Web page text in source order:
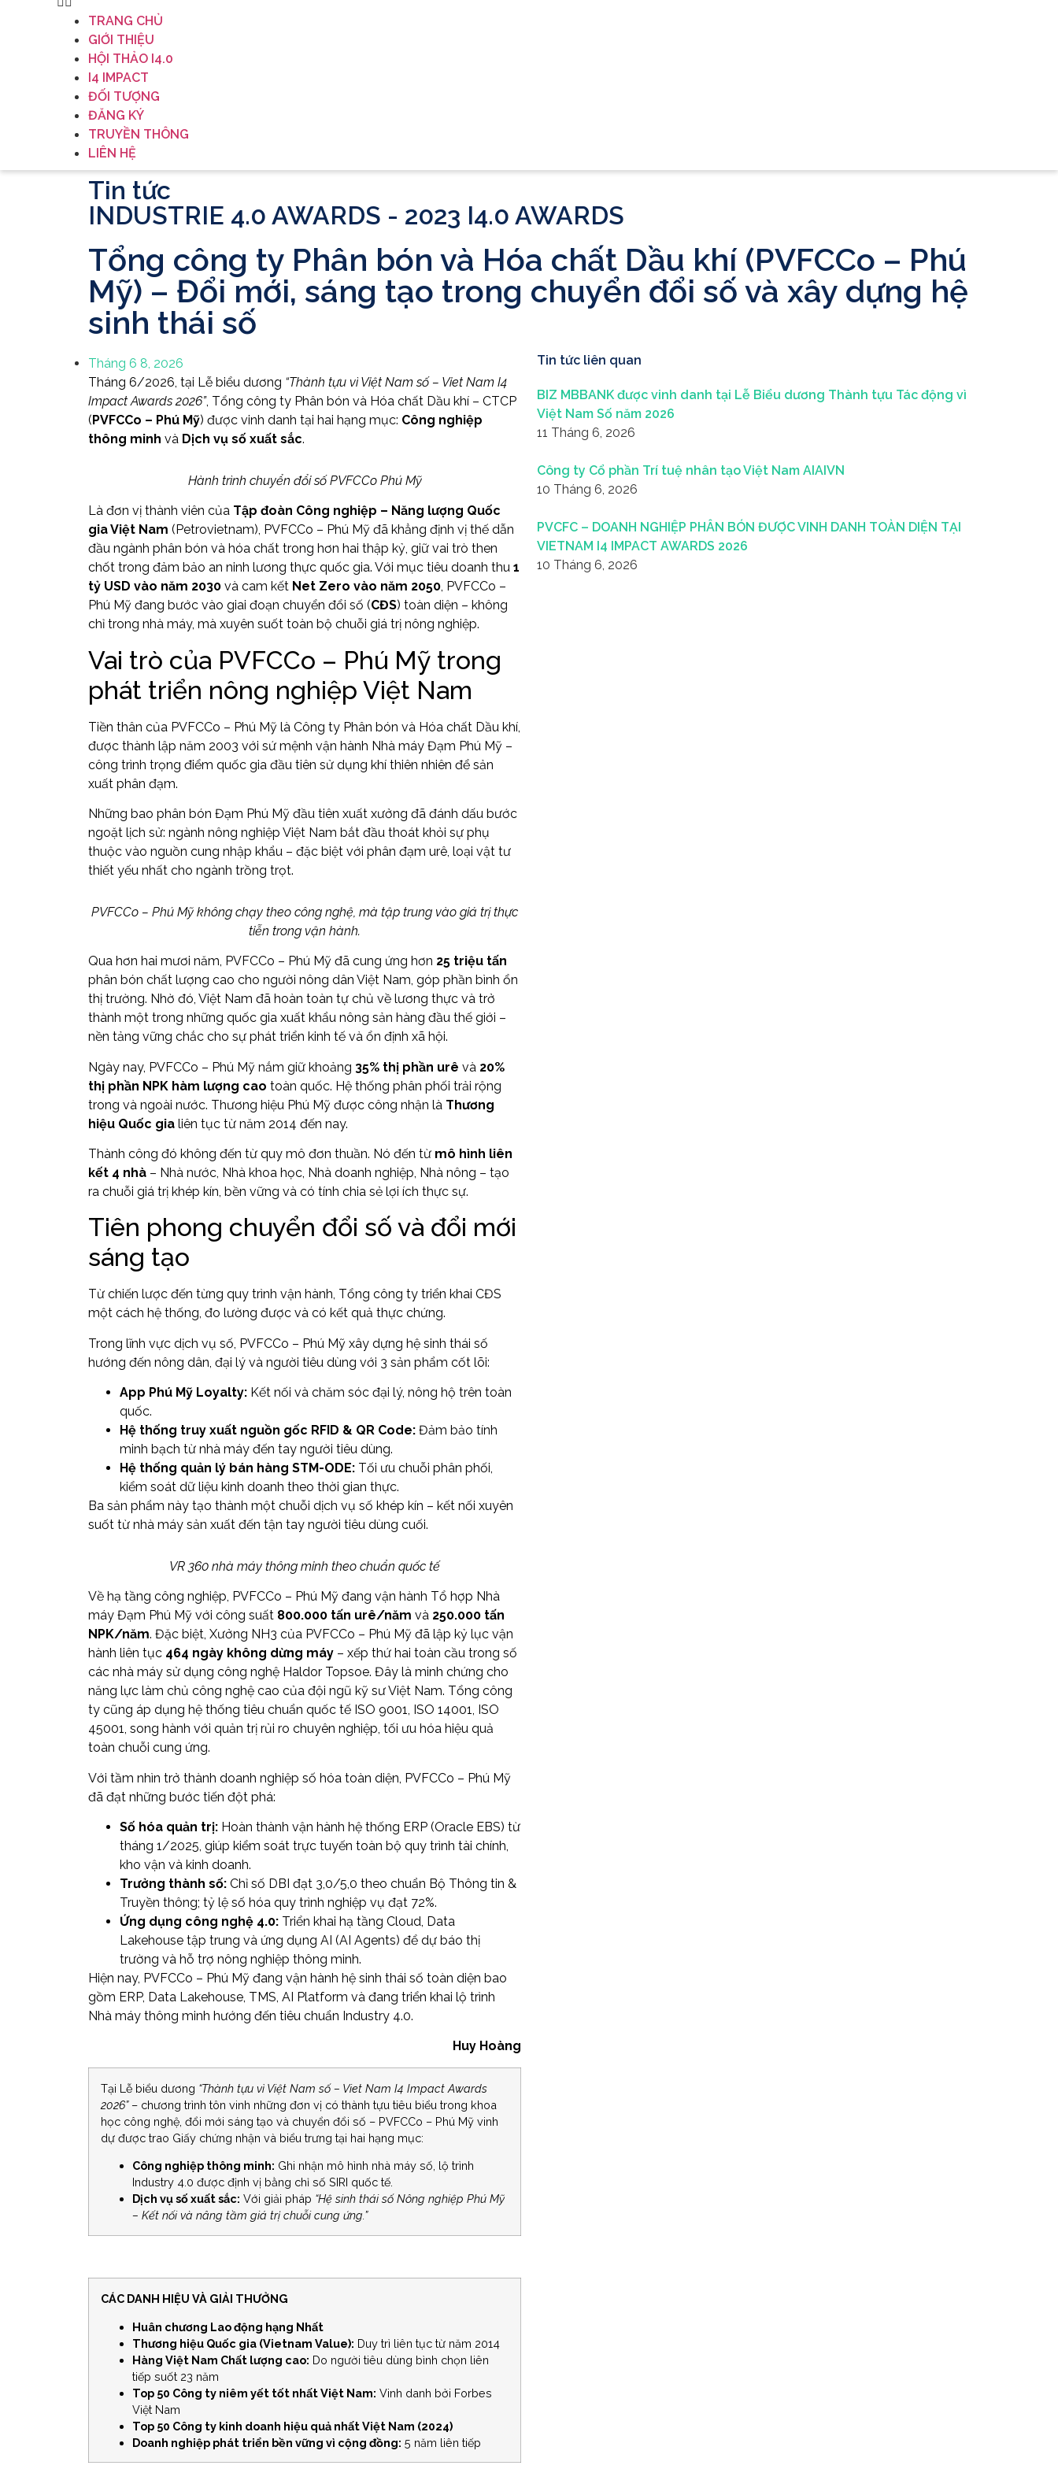
TRANG CHỦ
GIỚI THIỆU
HỘI THẢO I4.0
I4 IMPACT
ĐỐI TƯỢNG
ĐĂNG KÝ
TRUYỀN THÔNG
LIÊN HỆ
Tin tức
INDUSTRIE 4.0 AWARDS - 2023 I4.0 AWARDS
Tổng công ty Phân bón và Hóa chất Dầu khí (PVFCCo – Phú
Mỹ) – Đổi mới, sáng tạo trong chuyển đổi số và xây dựng hệ
sinh thái số
Tháng 6 8, 2026
Tháng 6/2026, tại Lễ biểu dương “Thành tựu vì Việt Nam số – Viet Nam I4
Impact Awards 2026”, Tổng công ty Phân bón và Hóa chất Dầu khí – CTCP
(PVFCCo – Phú Mỹ) được vinh danh tại hai hạng mục: Công nghiệp
thông minh và Dịch vụ số xuất sắc.
Hành trình chuyển đổi số PVFCCo Phú Mỹ
Là đơn vị thành viên của Tập đoàn Công nghiệp – Năng lượng Quốc
gia Việt Nam (Petrovietnam), PVFCCo – Phú Mỹ đã khẳng định vị thế dẫn
đầu ngành phân bón và hóa chất trong hơn hai thập kỷ, giữ vai trò then
chốt trong đảm bảo an ninh lương thực quốc gia. Với mục tiêu doanh thu 1
tỷ USD vào năm 2030 và cam kết Net Zero vào năm 2050, PVFCCo –
Phú Mỹ đang bước vào giai đoạn chuyển đổi số (CĐS) toàn diện – không
chỉ trong nhà máy, mà xuyên suốt toàn bộ chuỗi giá trị nông nghiệp.
Vai trò của PVFCCo – Phú Mỹ trong
phát triển nông nghiệp Việt Nam
Tiền thân của PVFCCo – Phú Mỹ là Công ty Phân bón và Hóa chất Dầu khí,
được thành lập năm 2003 với sứ mệnh vận hành Nhà máy Đạm Phú Mỹ –
công trình trọng điểm quốc gia đầu tiên sử dụng khí thiên nhiên để sản
xuất phân đạm.
Những bao phân bón Đạm Phú Mỹ đầu tiên xuất xưởng đã đánh dấu bước
ngoặt lịch sử: ngành nông nghiệp Việt Nam bắt đầu thoát khỏi sự phụ
thuộc vào nguồn cung nhập khẩu – đặc biệt với phân đạm urê, loại vật tư
thiết yếu nhất cho ngành trồng trọt.
PVFCCo – Phú Mỹ không chạy theo công nghệ, mà tập trung vào giá trị thực
tiễn trong vận hành.
Qua hơn hai mươi năm, PVFCCo – Phú Mỹ đã cung ứng hơn 25 triệu tấn
phân bón chất lượng cao cho người nông dân Việt Nam, góp phần bình ổn
thị trường. Nhờ đó, Việt Nam đã hoàn toàn tự chủ về lương thực và trở
thành một trong những quốc gia xuất khẩu nông sản hàng đầu thế giới –
nền tảng vững chắc cho sự phát triển kinh tế và ổn định xã hội.
Ngày nay, PVFCCo – Phú Mỹ nắm giữ khoảng 35% thị phần urê và 20%
thị phần NPK hàm lượng cao toàn quốc. Hệ thống phân phối trải rộng
trong và ngoài nước. Thương hiệu Phú Mỹ được công nhận là Thương
hiệu Quốc gia liên tục từ năm 2014 đến nay.
Thành công đó không đến từ quy mô đơn thuần. Nó đến từ mô hình liên
kết 4 nhà – Nhà nước, Nhà khoa học, Nhà doanh nghiệp, Nhà nông – tạo
ra chuỗi giá trị khép kín, bền vững và có tính chia sẻ lợi ích thực sự.
Tiên phong chuyển đổi số và đổi mới
sáng tạo
Từ chiến lược đến từng quy trình vận hành, Tổng công ty triển khai CĐS
một cách hệ thống, đo lường được và có kết quả thực chứng.
Trong lĩnh vực dịch vụ số, PVFCCo – Phú Mỹ xây dựng hệ sinh thái số
hướng đến nông dân, đại lý và người tiêu dùng với 3 sản phẩm cốt lõi:
App Phú Mỹ Loyalty: Kết nối và chăm sóc đại lý, nông hộ trên toàn
quốc.
Hệ thống truy xuất nguồn gốc RFID & QR Code: Đảm bảo tính
minh bạch từ nhà máy đến tay người tiêu dùng.
Hệ thống quản lý bán hàng STM-ODE: Tối ưu chuỗi phân phối,
kiểm soát dữ liệu kinh doanh theo thời gian thực.
Ba sản phẩm này tạo thành một chuỗi dịch vụ số khép kín – kết nối xuyên
suốt từ nhà máy sản xuất đến tận tay người tiêu dùng cuối.
VR 360 nhà máy thông minh theo chuẩn quốc tế
Về hạ tầng công nghiệp, PVFCCo – Phú Mỹ đang vận hành Tổ hợp Nhà
máy Đạm Phú Mỹ với công suất 800.000 tấn urê/năm và 250.000 tấn
NPK/năm. Đặc biệt, Xưởng NH3 của PVFCCo – Phú Mỹ đã lập kỷ lục vận
hành liên tục 464 ngày không dừng máy – xếp thứ hai toàn cầu trong số
các nhà máy sử dụng công nghệ Haldor Topsoe. Đây là minh chứng cho
năng lực làm chủ công nghệ cao của đội ngũ kỹ sư Việt Nam. Tổng công
ty cũng áp dụng hệ thống tiêu chuẩn quốc tế ISO 9001, ISO 14001, ISO
45001, song hành với quản trị rủi ro chuyên nghiệp, tối ưu hóa hiệu quả
toàn chuỗi cung ứng.
Với tầm nhìn trở thành doanh nghiệp số hóa toàn diện, PVFCCo – Phú Mỹ
đã đạt những bước tiến đột phá:
Số hóa quản trị: Hoàn thành vận hành hệ thống ERP (Oracle EBS) từ
tháng 1/2025, giúp kiểm soát trực tuyến toàn bộ quy trình tài chính,
kho vận và kinh doanh.
Trưởng thành số: Chỉ số DBI đạt 3,0/5,0 theo chuẩn Bộ Thông tin &
Truyền thông; tỷ lệ số hóa quy trình nghiệp vụ đạt 72%.
Ứng dụng công nghệ 4.0: Triển khai hạ tầng Cloud, Data
Lakehouse tập trung và ứng dụng AI (AI Agents) để dự báo thị
trường và hỗ trợ nông nghiệp thông minh.
Hiện nay, PVFCCo – Phú Mỹ đang vận hành hệ sinh thái số toàn diện bao
gồm ERP, Data Lakehouse, TMS, AI Platform và đang triển khai lộ trình
Nhà máy thông minh hướng đến tiêu chuẩn Industry 4.0.
Huy Hoàng
Tại Lễ biểu dương “Thành tựu vì Việt Nam số – Viet Nam I4 Impact Awards
2026”– chương trình tôn vinh những đơn vị có thành tựu tiêu biểu trong khoa
học công nghệ, đổi mới sáng tạo và chuyển đổi số – PVFCCo – Phú Mỹ vinh
dự được trao Giấy chứng nhận và biểu trưng tại hai hạng mục:
Công nghiệp thông minh: Ghi nhận mô hình nhà máy số, lộ trình
Industry 4.0 được định vị bằng chỉ số SIRI quốc tế.
Dịch vụ số xuất sắc: Với giải pháp “Hệ sinh thái số Nông nghiệp Phú Mỹ
– Kết nối và nâng tầm giá trị chuỗi cung ứng.”
CÁC DANH HIỆU VÀ GIẢI THƯỞNG
Huân chương Lao động hạng Nhất
Thương hiệu Quốc gia (Vietnam Value): Duy trì liên tục từ năm 2014
Hàng Việt Nam Chất lượng cao: Do người tiêu dùng bình chọn liên
tiếp suốt 23 năm
Top 50 Công ty niêm yết tốt nhất Việt Nam: Vinh danh bởi Forbes
Việt Nam
Top 50 Công ty kinh doanh hiệu quả nhất Việt Nam (2024)
Doanh nghiệp phát triển bền vững vì cộng đồng: 5 năm liên tiếp
Tin tức liên quan
BIZ MBBANK được vinh danh tại Lễ Biểu dương Thành tựu Tác động vì
Việt Nam Số năm 2026
11 Tháng 6, 2026
Công ty Cổ phần Trí tuệ nhân tạo Việt Nam AIAIVN
10 Tháng 6, 2026
PVCFC – DOANH NGHIỆP PHÂN BÓN ĐƯỢC VINH DANH TOÀN DIỆN TẠI
VIETNAM I4 IMPACT AWARDS 2026
10 Tháng 6, 2026